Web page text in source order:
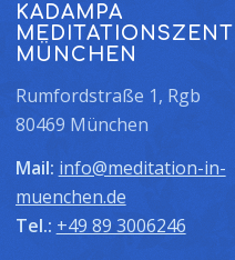
KADAMPA
MÜNCHEN
Rumfordstraße 1, Rgb
80469 München
Mail: info@meditation-in-
muenchen.de
Tel.: +49 89 3006246